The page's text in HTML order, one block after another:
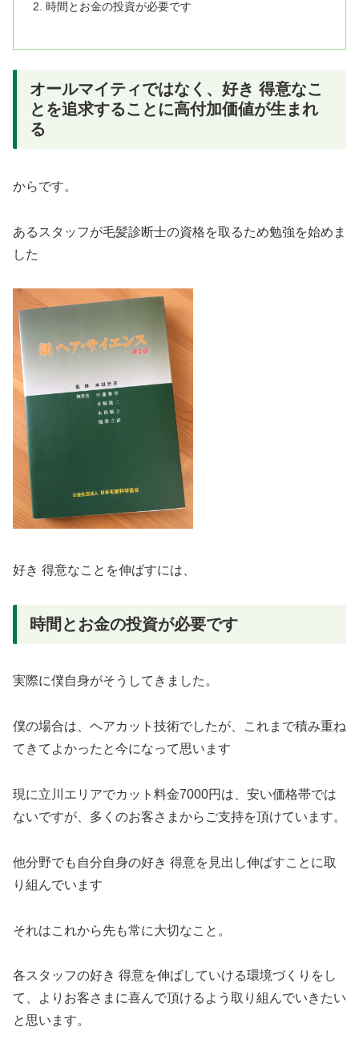
時間とお金の投資が必要です
オールマイティではなく、好き 得意なこ
とを追求することに高付加価値が生まれ
る
からです。
あるスタッフが毛髪診断士の資格を取るため勉強を始めま
した
好き 得意なことを伸ばすには、
時間とお金の投資が必要です
実際に僕自身がそうしてきました。
僕の場合は、ヘアカット技術でしたが、これまで積み重ね
てきてよかったと今になって思います
現に立川エリアでカット料金7000円は、安い価格帯では
ないですが、多くのお客さまからご支持を頂けています。
他分野でも自分自身の好き 得意を見出し伸ばすことに取
り組んでいます
それはこれから先も常に大切なこと。
各スタッフの好き 得意を伸ばしていける環境づくりをし
て、よりお客さまに喜んで頂けるよう取り組んでいきたい
と思います。